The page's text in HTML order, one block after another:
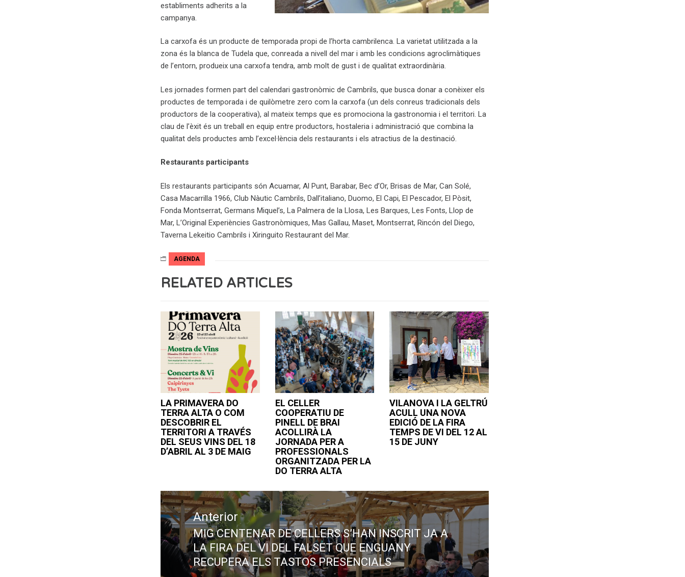
establiments adherits a la
campanya.
La carxofa és un producte de temporada propi de l’horta cambrilenca. La varietat utilitzada a la
zona és la blanca de Tudela que, conreada a nivell del mar i amb les condicions agroclimàtiques
de l’entorn, produeix una carxofa tendra, amb molt de gust i de qualitat extraordinària.
Les jornades formen part del calendari gastronòmic de Cambrils, que busca donar a conèixer els
productes de temporada i de quilòmetre zero com la carxofa (un dels conreus tradicionals dels
productors de la cooperativa), al mateix temps que es promociona la gastronomia i el territori. La
clau de l’èxit és un treball en equip entre productors, hostaleria i administració que combina la
qualitat dels productes amb l’excel·lència dels restaurants i els atractius de la destinació.
Restaurants participants
Els restaurants participants són Acuamar, Al Punt, Barabar, Bec d’Or, Brisas de Mar, Can Solé,
Casa Macarrilla 1966, Club Nàutic Cambrils, Dall’italiano, Duomo, El Capi, El Pescador, El Pòsit,
Fonda Montserrat, Germans Miquel’s, La Palmera de la Llosa, Les Barques, Les Fonts, Llop de
Mar, L’Original Experiències Gastronòmiques, Mas Gallau, Maset, Montserrat, Rincón del Diego,
Taverna Lekeitio Cambrils i Xiringuito Restaurant del Mar.
AGENDA
RELATED ARTICLES
LA PRIMAVERA DO
TERRA ALTA O COM
DESCOBRIR EL
TERRITORI A TRAVÉS
DEL SEUS VINS DEL 18
D’ABRIL AL 3 DE MAIG
EL CELLER
COOPERATIU DE
PINELL DE BRAI
ACOLLIRÀ LA
JORNADA PER A
PROFESSIONALS
ORGANITZADA PER LA
DO TERRA ALTA
VILANOVA I LA GELTRÚ
ACULL UNA NOVA
EDICIÓ DE LA FIRA
TEMPS DE VI DEL 12 AL
15 DE JUNY
Navegació
d'entrades
Anterior
Previous
post:
MIG CENTENAR DE CELLERS S’HAN INSCRIT JA A
LA FIRA DEL VI DEL FALSET QUE ENGUANY
RECUPERA ELS TASTOS PRESENCIALS